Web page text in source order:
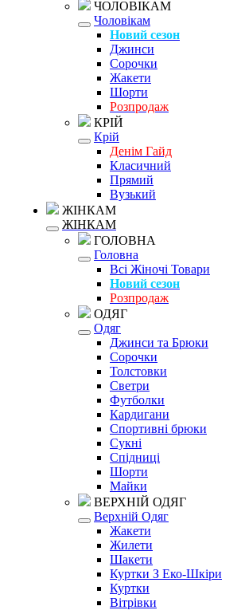
ЧОЛОВІКАМ
Чоловікам
Новий сезон
Джинси
Сорочки
Жакети
Шорти
Розпродаж
КРІЙ
Крій
Денім Гайд
Класичний
Прямий
Вузький
ЖІНКАМ
ЖІНКАМ
ГОЛОВНА
Головна
Всі Жіночі Товари
Новий сезон
Розпродаж
ОДЯГ
Одяг
Джинси та Брюки
Сорочки
Толстовки
Светри
Футболки
Кардигани
Спортивні брюки
Сукні
Спідниці
Шорти
Майки
ВЕРХНІЙ ОДЯГ
Верхній Одяг
Жакети
Жилети
Шакети
Куртки З Еко-Шкіри
Куртки
Вітрівки